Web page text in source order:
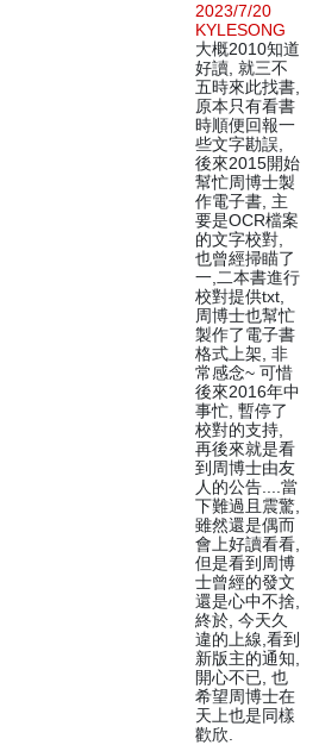
2023/7/20
KYLESONG
大概2010知道
好讀, 就三不
五時來此找書,
原本只有看書
時順便回報一
些文字勘誤,
後來2015開始
幫忙周博士製
作電子書, 主
要是OCR檔案
的文字校對,
也曾經掃瞄了
一,二本書進行
校對提供txt,
周博士也幫忙
製作了電子書
格式上架, 非
常感念~ 可惜
後來2016年中
事忙, 暫停了
校對的支持,
再後來就是看
到周博士由友
人的公告....當
下難過且震驚,
雖然還是偶而
會上好讀看看,
但是看到周博
士曾經的發文
還是心中不捨,
終於, 今天久
違的上線,看到
新版主的通知,
開心不已, 也
希望周博士在
天上也是同樣
歡欣.